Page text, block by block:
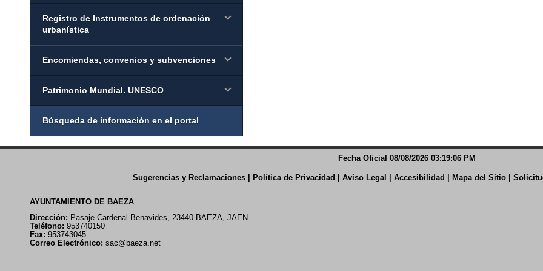
Registro de Instrumentos de ordenación
urbanística
Encomiendas, convenios y subvenciones
Patrimonio Mundial. UNESCO
Búsqueda de información en el portal
Fecha Oficial 08/08/2026 03:19:07 PM
Sugerencias y Reclamaciones Política de Privacidad |Aviso Legal |Accesibilidad Mapa del Sitio |
AYUNTAMIENTO DE BAEZA
Dirección: Pasaje Cardenal Benavides, 23440 BAEZA, JAEN
Teléfono: 953740150
Fax: 953743045
Correo Electrónico: sac@baeza.net